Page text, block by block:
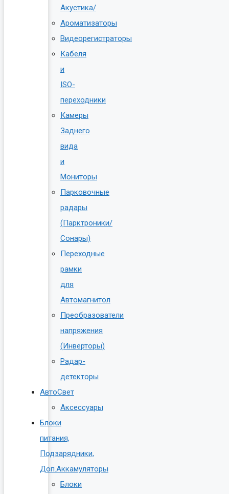
Акустика/
Ароматизаторы
Видеорегистраторы
Кабеля
и
ISO-
переходники
Камеры
Заднего
вида
и
Мониторы
Парковочные
радары
(Парктроники/
Сонары)
Переходные
рамки
для
Автомагнитол
Преобразователи
напряжения
(Инверторы)
Радар-
детекторы
АвтоСвет
Аксессуары
Блоки
питания,
Подзарядники,
Доп.Аккамуляторы
Блоки